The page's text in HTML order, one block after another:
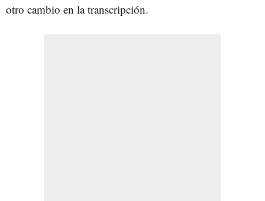
otro cambio en la transcripción.